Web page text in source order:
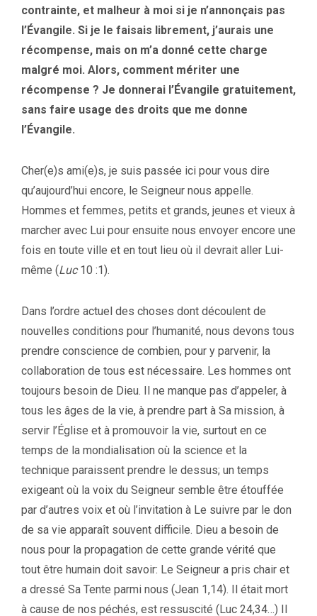
contrainte, et malheur à moi si je n’annonçais pas
l’Évangile. Si je le faisais librement, j’aurais une
récompense, mais on m’a donné cette charge
malgré moi. Alors, comment mériter une
récompense ? Je donnerai l’Évangile gratuitement,
sans faire usage des droits que me donne
l’Évangile.
Cher(e)s ami(e)s, je suis passée ici pour vous dire
qu’aujourd’hui encore, le Seigneur nous appelle.
Hommes et femmes, petits et grands, jeunes et vieux à
marcher avec Lui pour ensuite nous envoyer encore une
fois en toute ville et en tout lieu où il devrait aller Lui-
même (Luc10 :1).
Dans l’ordre actuel des choses dont découlent de
nouvelles conditions pour l’humanité, nous devons tous
prendre conscience de combien, pour y parvenir, la
collaboration de tous est nécessaire. Les hommes ont
toujours besoin de Dieu. Il ne manque pas d’appeler, à
tous les âges de la vie, à prendre part à Sa mission, à
servir l’Église et à promouvoir la vie, surtout en ce
temps de la mondialisation où la science et la
technique paraissent prendre le dessus; un temps
exigeant où la voix du Seigneur semble être étouffée
par d’autres voix et où l’invitation à Le suivre par le don
de sa vie apparaît souvent difficile. Dieu a besoin de
nous pour la propagation de cette grande vérité que
tout être humain doit savoir: Le Seigneur a pris chair et
a dressé Sa Tente parmi nous (Jean 1,14). Il était mort
à cause de nos péchés, est ressuscité (Luc 24,34…) Il